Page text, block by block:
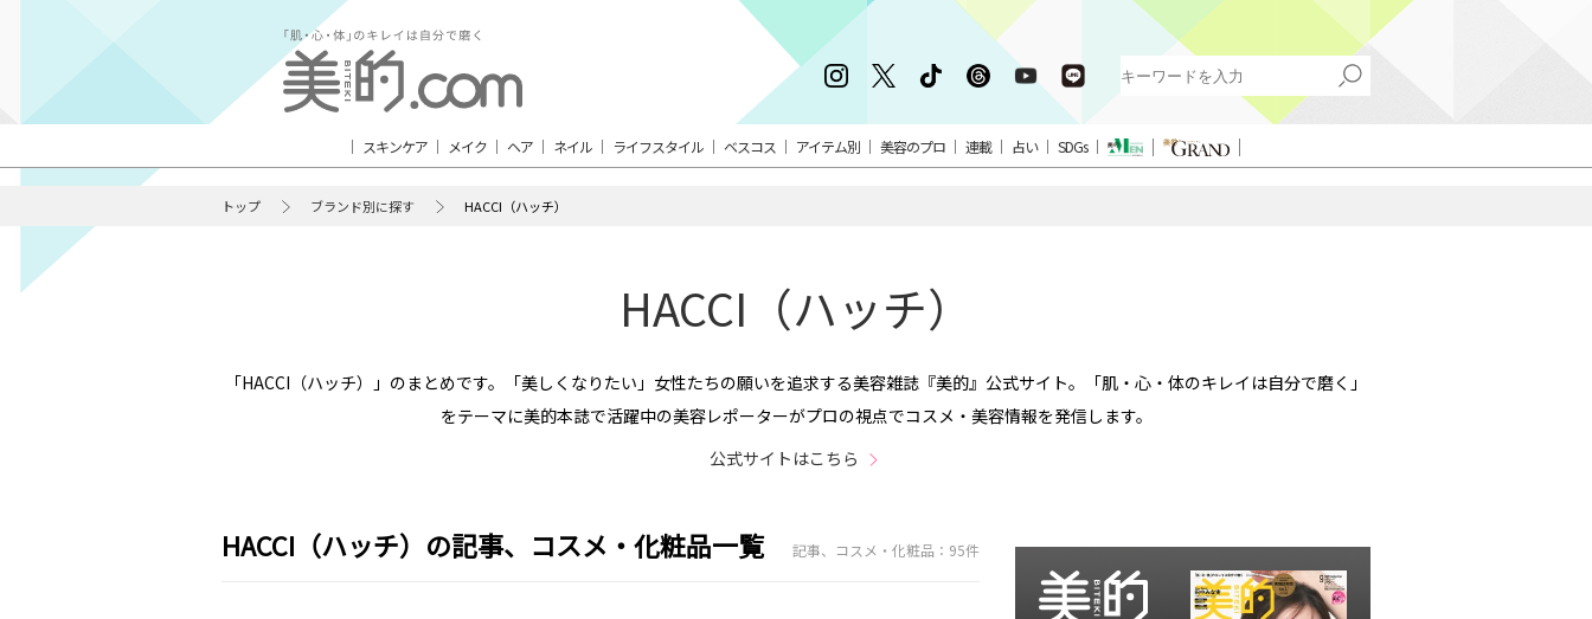
スキンケア メイク ヘア ネイル ライフスタイル ベスコス アイテム別 美容のプロ 連載 占い SDGs
トップ ブランド別に探す HACCI（ハッチ）
HACCI（ハッチ）
「HACCI（ハッチ）」のまとめです。「美しくなりたい」女性たちの願いを追求する美容雑誌『美的』公式サイト。「肌・心・体のキレイは自分で磨く」
をテーマに美的本誌で活躍中の美容レポーターがプロの視点でコスメ・美容情報を発信します。
公式サイトはこちら
HACCI（ハッチ）の記事、コスメ・化粧品一覧 記事、コスメ・化粧品：95件